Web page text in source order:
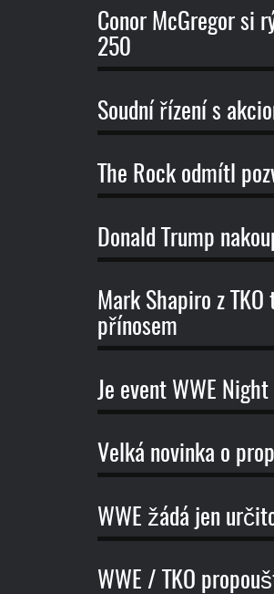
Conor McGregor si
250
Soudní řízení s
The Rock odmítl
Donald Trump
Mark Shapiro z
přínosem
Je event WWE
Velká novinka o
WWE žádá jen
WWE / TKO